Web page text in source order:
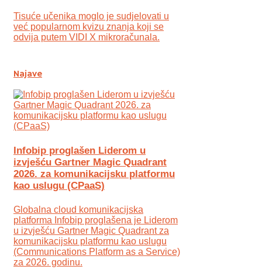
Tisuće učenika moglo je sudjelovati u
već popularnom kvizu znanja koji se
odvija putem VIDI X mikroračunala.
Najave
Infobip proglašen Liderom u
izvješću Gartner Magic Quadrant
2026. za komunikacijsku platformu
kao uslugu (CPaaS)
Globalna cloud komunikacijska
platforma Infobip proglašena je Liderom
u izvješću Gartner Magic Quadrant za
komunikacijsku platformu kao uslugu
(Communications Platform as a Service)
za 2026. godinu.